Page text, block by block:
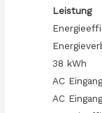
Leistung
38 kWh
AC
AC